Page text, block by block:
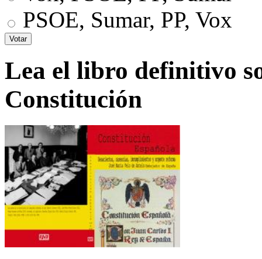
PSOE, Sumar, PP, Vox
Lea el libro definitivo
Constitución